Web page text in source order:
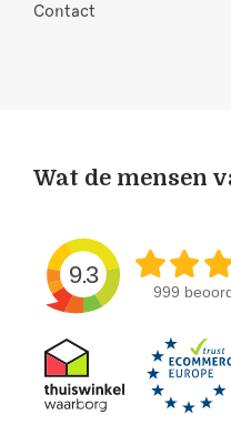
Contact
Wat de mensen
9.3
999